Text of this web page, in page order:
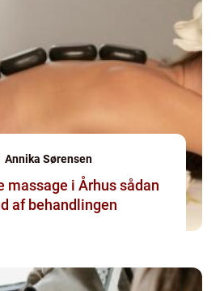
Annika Sørensen
i Århus sådan
af behandlingen